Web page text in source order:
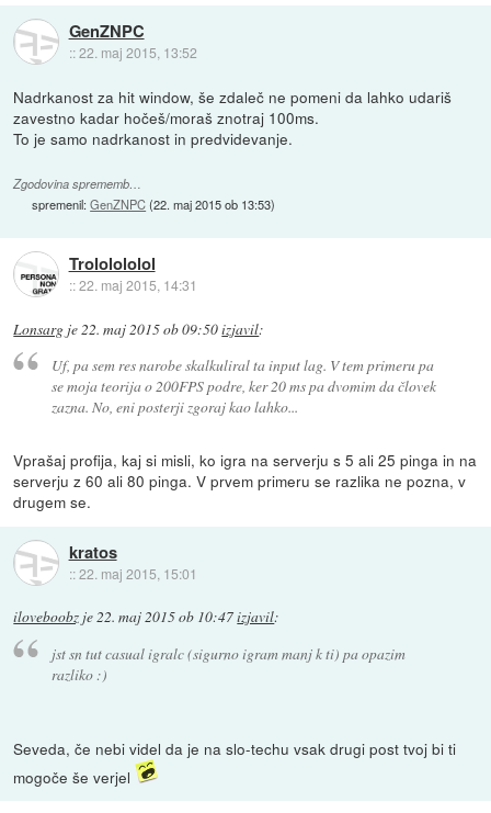
GenZNPC
::22. maj 2015, 13:52
Nadrkanost za hit window, še zdaleč ne pomeni da lahko udariš
zavestno kadar hočeš/moraš znotraj 100ms.
To je samo nadrkanost in predvidevanje.
Zgodovina sprememb…
spremenil:GenZNPC(22. maj 2015 ob 13:53)
Trololololol
::22. maj 2015, 14:31
Lonsarg je22. maj 2015 ob 09:50izjavil:
Uf, pa sem res narobe skalkuliral ta input lag. V tem primeru pa
se moja teorija o 200FPS podre, ker 20 ms pa dvomim da človek
zazna. No, eni posterji zgoraj kao lahko...
Vprašaj profija, kaj si misli, ko igra na serverju s 5 ali 25 pinga in na
serverju z 60 ali 80 pinga. V prvem primeru se razlika ne pozna, v
drugem se.
kratos
::22. maj 2015, 15:01
iloveboobz je22. maj 2015 ob 10:47izjavil:
jst sn tut casual igralc (sigurno igram manj k ti) pa opazim
razliko :)
Seveda, če nebi videl da je na slo-techu vsak drugi post tvoj bi ti
mogoče še verjel